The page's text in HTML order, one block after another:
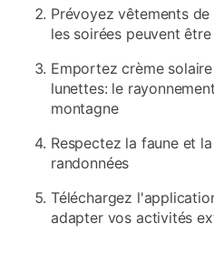
Prévoyez vêtements
les soirées peuvent
Emportez crème
lunettes: le
montagne
Respectez la faune et
randonnées
Téléchargez
adapter vos activités